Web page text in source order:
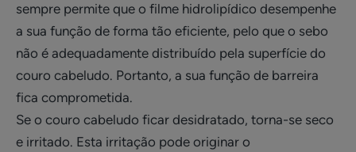
sempre permite que o filme hidrolipídico desempenhe
a sua função de forma tão eficiente, pelo que o sebo
não é adequadamente distribuído pela superfície do
couro cabeludo. Portanto, a sua função de barreira
fica comprometida.
Se o couro cabeludo ficar desidratado, torna-se seco
e irritado. Esta irritação pode originar o